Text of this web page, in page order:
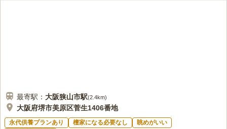
最寄駅： 大阪狭山市駅(2.4km)
大阪府堺市美原区菅生1406番地
永代供養プランあり 檀家になる必要なし
眺めがいい